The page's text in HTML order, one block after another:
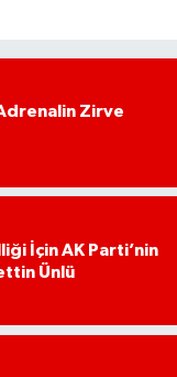
Zirve
İçin AK Parti’nin
Ünlü